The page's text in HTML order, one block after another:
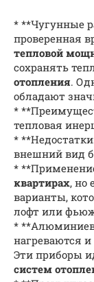
* **Чугунные
проверенная
тепловой
сохранять
отопления.
обладают
*
тепловая
*
внешний вид
*
квартирах, но
варианты,
лофт или
*
нагреваются
Эти приборы
систем